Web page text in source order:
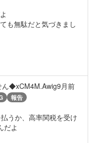
も無駄だと気づきまし
ん◆xCM4M.Awig9月前
報告
うか、高率関税を受け
だよ